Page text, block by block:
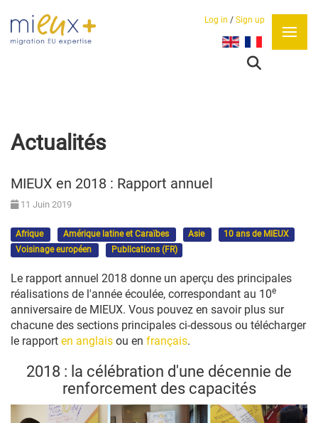
Log in / Sign up
Sélectionnez votre
Actualités
MIEUX en 2018 : Rapport annuel
11 Juin 2019
Afrique Amérique latine et Caraïbes Asie
10 ans de MIEUX
Voisinage européen
Publications (FR)
Le rapport annuel 2018 donne un aperçu des principales
réalisations de l'année écoulée, correspondant au 10e
anniversaire de MIEUX. Vous pouvez en savoir plus sur
chacune des sections principales ci-dessous ou télécharger
le rapport en anglais ou en français.
2018 : la célébration d'une décennie de
renforcement des capacités